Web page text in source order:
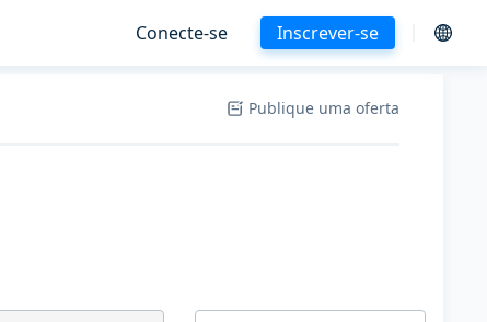
Conecte-se Inscrever-se
Publique uma oferta